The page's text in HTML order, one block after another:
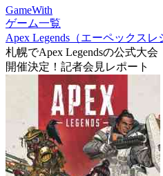
GameWith
ゲーム一覧
Apex Legends（エーペックスレ
札幌でApex Legendsの公式大会
開催決定！記者会見レポート